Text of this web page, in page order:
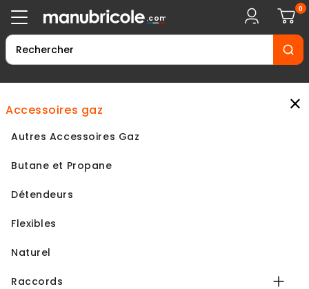
×
accessoires gaz
Autres Accessoires Gaz
Butane et Propane
Détendeurs
Flexibles
Naturel
Raccords
.com
0